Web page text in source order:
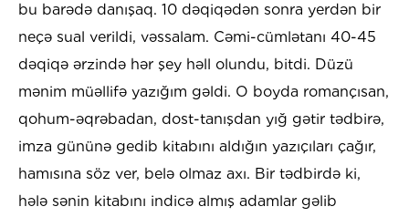
bu barədə danışaq. 10 dəqiqədən sonra yerdən bir
neçə sual verildi, vəssalam. Cəmi-cümlətanı 40-45
dəqiqə ərzində hər şey həll olundu, bitdi. Düzü
mənim müəllifə yazığım gəldi. O boyda romançısan,
qohum-əqrəbadan, dost-tanışdan yığ gətir tədbirə,
imza gününə gedib kitabını aldığın yazıçıları çağır,
hamısına söz ver, belə olmaz axı. Bir tədbirdə ki,
hələ sənin kitabını indicə almış adamlar gəlib